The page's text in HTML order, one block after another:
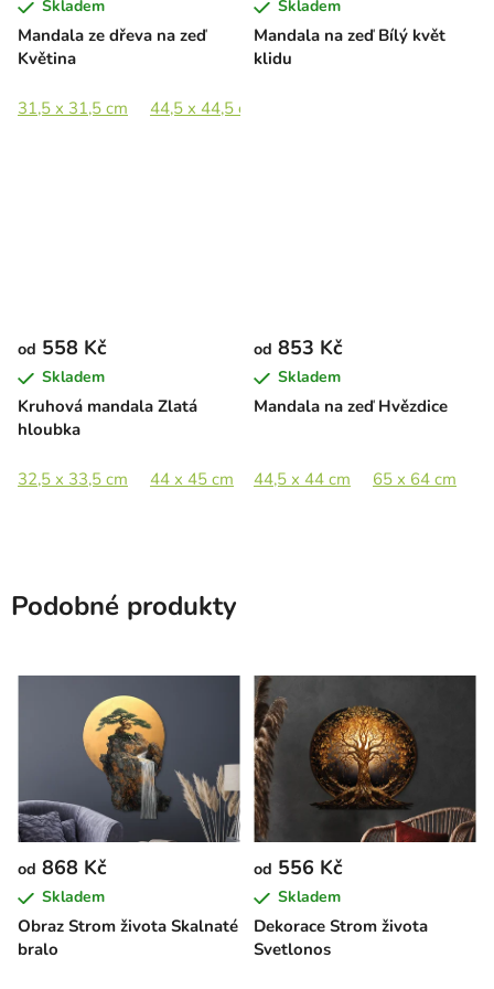
Mandala ze dřeva na zeď
Květina
Skladem
31,5 x 31,5 cm 44,5 x 44,5 cm
Mandala na zeď Bílý květ
klidu
Skladem
Kruhová mandala Zlatá
hloubka
od 558 Kč
Skladem
32,5 x 33,5 cm 44 x 45 cm 58,5 x 60 cm 87 x 89 cm
Mandala na zeď Hvězdice
od 853 Kč
Skladem
44,5 x 44 cm 65 x 64 cm
Podobné produkty
Obraz Strom života Skalnaté
bralo
od 868 Kč
Skladem
Dekorace Strom života
Svetlonos
od 556 Kč
Skladem